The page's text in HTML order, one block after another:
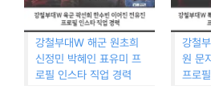
강철부대W 해군 원초희
신정민 박혜인 표유미 프
로필 인스타 직업 경력
강철
원 문
프로